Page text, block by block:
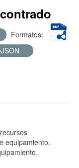
Formatos:
equipamiento.